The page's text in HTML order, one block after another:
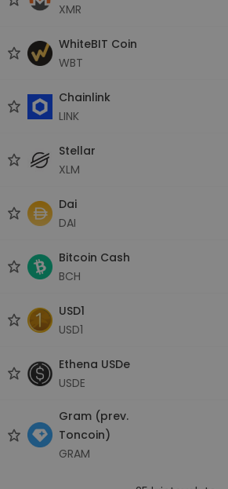
XMR
WhiteBIT Coin
WBT
Chainlink
LINK
Stellar
XLM
Dai
DAI
Bitcoin Cash
BCH
USD1
USD1
Ethena USDe
USDE
Gram (prev.
Toncoin)
GRAM